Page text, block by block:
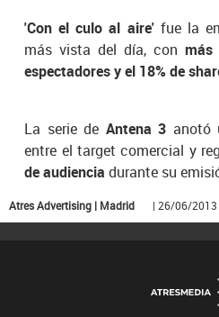
'Con el culo al aire'fue la
más vista del día, con más
espectadores y el 18% de
La serie de Antena 3 anotó
entre el target comercial y
de audienciadurante su
Atres Advertising | Madrid | 26/06/2013